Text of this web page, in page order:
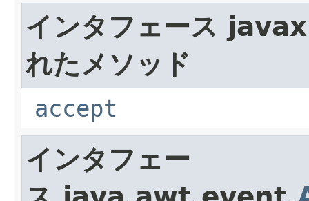
インタフェース
れたメソッド
accept
インタフェー